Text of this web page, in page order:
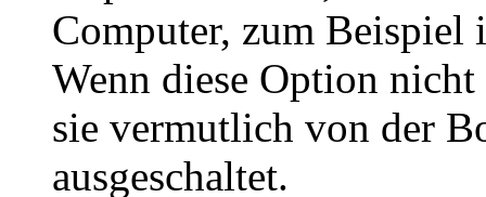
Computer, zum Beispiel
Wenn diese Option
sie vermutlich von der
ausgeschaltet.